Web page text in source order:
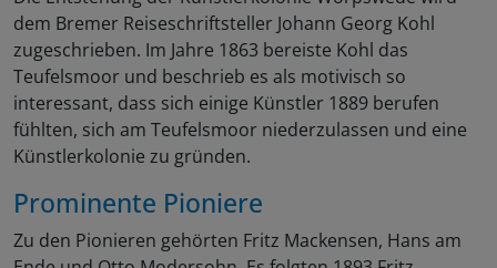
dem Bremer Reiseschriftsteller Johann Georg Kohl
zugeschrieben. Im Jahre 1863 bereiste Kohl das
Teufelsmoor und beschrieb es als motivisch so
interessant, dass sich einige Künstler 1889 berufen
fühlten, sich am Teufelsmoor niederzulassen und eine
Künstlerkolonie zu gründen.
Prominente Pioniere
Zu den Pionieren gehörten Fritz Mackensen, Hans am